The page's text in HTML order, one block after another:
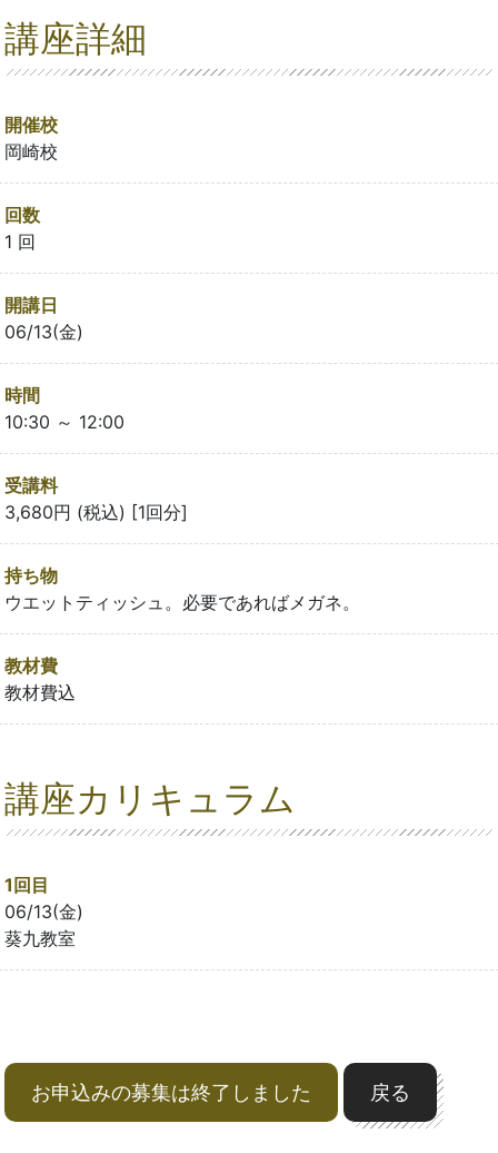
講座詳細
開催校
岡崎校
回数
1 回
開講日
06/13(金)
時間
10:30 ～ 12:00
受講料
3,680円 (税込) [1回分]
持ち物
ウエットティッシュ。必要であればメガネ。
教材費
教材費込
講座カリキュラム
1回目
06/13(金)
葵九教室
お申込みの募集は終了しました 戻る